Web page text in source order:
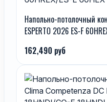
Напольно-потолочный
ESPERTO 2026 ES-F
162,490 руб